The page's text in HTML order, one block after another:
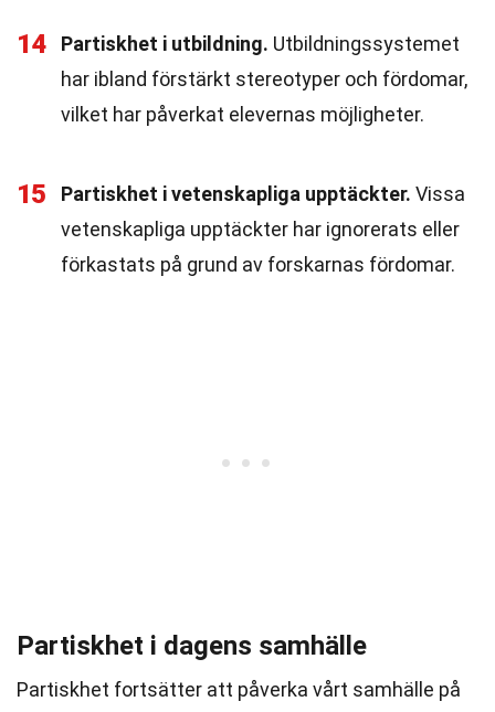
14 Partiskhet i utbildning. Utbildningssystemet
har ibland förstärkt stereotyper och fördomar,
vilket har påverkat elevernas möjligheter.
15 Partiskhet i vetenskapliga upptäckter. Vissa
vetenskapliga upptäckter har ignorerats eller
förkastats på grund av forskarnas fördomar.
Partiskhet i dagens samhälle
Partiskhet fortsätter att påverka vårt samhälle på